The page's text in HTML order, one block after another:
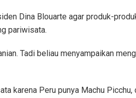
Dina Blouarte agar produk-
pariwisata.
Tadi beliau menyampaikan
karena Peru punya Machu